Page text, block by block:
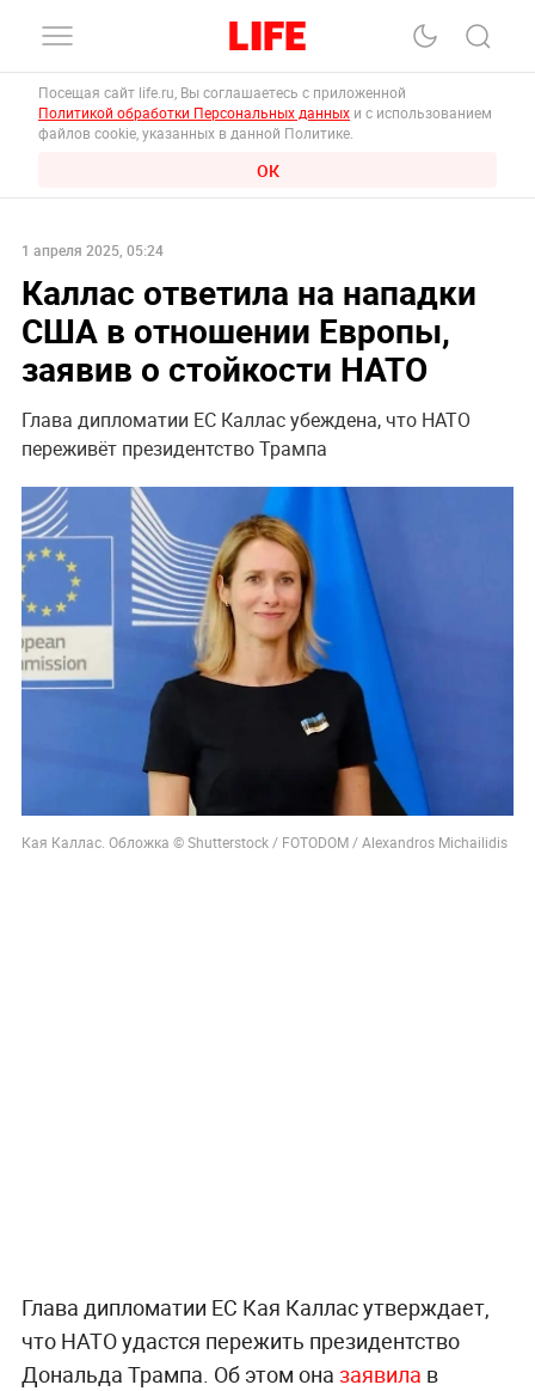
Посещая сайт life.ru, Вы соглашаетесь с приложенной
Политикой обработки Персональных данных и с использованием
файлов cookie, указанных в данной Политике.
ОК
1 апреля 2025, 05:24
Каллас ответила на нападки
США в отношении Европы,
заявив о стойкости НАТО
Глава дипломатии ЕС Каллас убеждена, что НАТО
переживёт президентство Трампа
Кая Каллас. Обложка © Shutterstock / FOTODOM / Alexandros Michailidis
Глава дипломатии ЕС Кая Каллас утверждает,
что НАТО удастся пережить президентство
Дональда Трампа. Об этом она заявила в